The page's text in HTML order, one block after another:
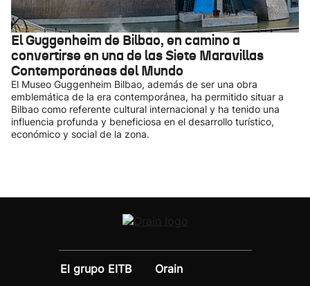
El Guggenheim de Bilbao, en camino a
convertirse en una de las Siete Maravillas
Contemporáneas del Mundo
El Museo Guggenheim Bilbao, además de ser una obra
emblemática de la era contemporánea, ha permitido situar a
Bilbao como referente cultural internacional y ha tenido una
influencia profunda y beneficiosa en el desarrollo turístico,
económico y social de la zona.
El grupo EITB
Orain